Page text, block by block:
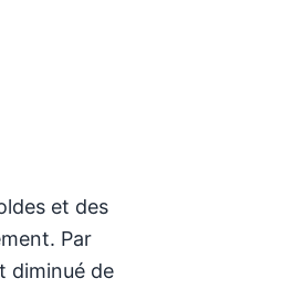
et des
Par
diminué de